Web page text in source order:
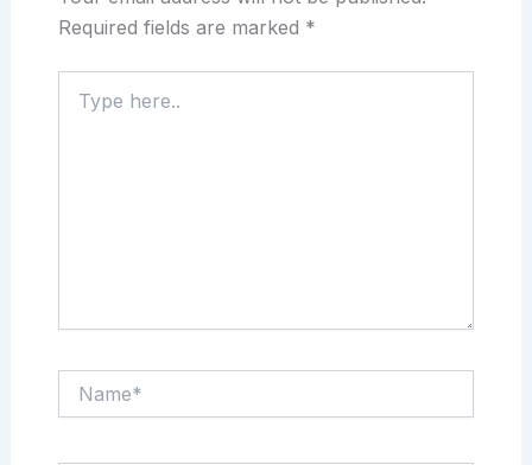
Required fields are marked *
here..